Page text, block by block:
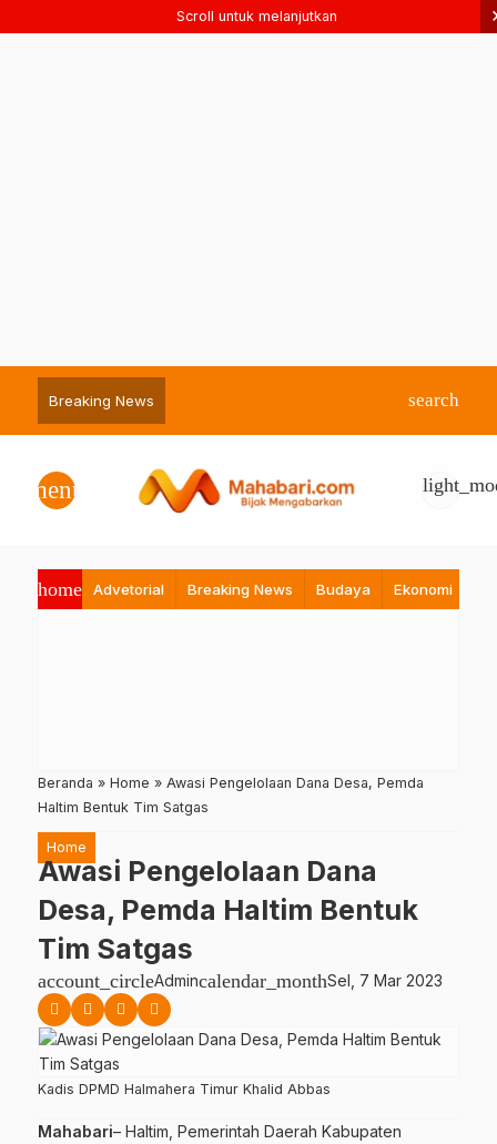
Scroll untuk melanjutkan
Breaking News search
menu
home Advetorial Breaking News Budaya Ekonomi
Beranda » Home » Awasi Pengelolaan Dana Desa, Pemda
Haltim Bentuk Tim Satgas
Home
Awasi Pengelolaan Dana
Desa, Pemda Haltim Bentuk
Tim Satgas
account_circleAdmincalendar_monthSel, 7 Mar 2023
Kadis DPMD Halmahera Timur Khalid Abbas
Mahabari– Haltim, Pemerintah Daerah Kabupaten